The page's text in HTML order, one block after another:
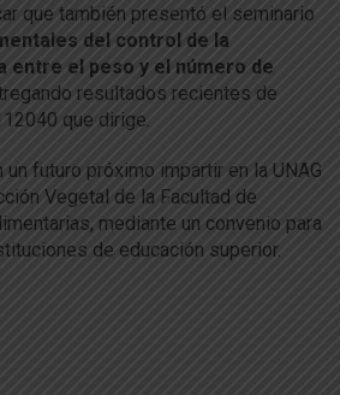
que también presentó el seminario
del control de la
entre el peso y el número de
resultados recientes de
que dirige.
futuro próximo impartir en la UNAG
Vegetal de la Facultad de
mediante un convenio para
de educación superior.